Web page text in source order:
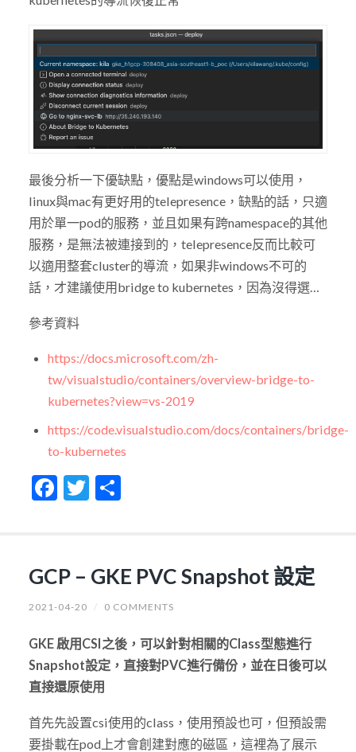
最後分析一下優缺點，優點是windows可以使用，
linux與mac有更好用的telepresence，缺點的話，只適
用於單一pod的服務，並且如果有跨namespace的其他
服務，是無法被連接到的，telepresence反而比較可
以適用整套cluster的導流，如果非windows不可的
話，才建議使用bridge to kubernetes，因為沒得選…
參考資料
https://docs.microsoft.com/zh-
tw/visualstudio/containers/overview-bridge-to-
kubernetes?view=vs-2019
https://code.visualstudio.com/docs/containers/bridge-
to-kubernetes
Facebook
Twitter
Share
GCP – GKE PVC Snapshot 設定
2021-04-20 / 0 COMMENTS
GKE 啟用CSI之後，可以針對相關的Class型態進行
Snapshot設定，直接對PVC進行備份，並在日後可以
直接還原使用
首先先設置csi使用的class，使用預設也可，但預設需
要掛載在pod上才會創建對應的磁區，這裡為了展示